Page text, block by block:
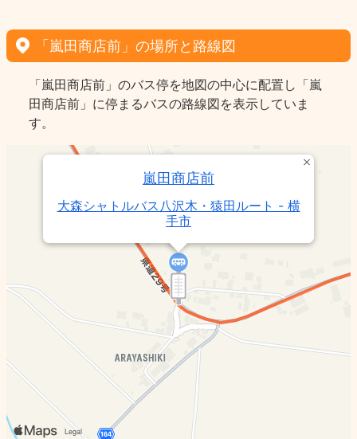
「嵐田商店前」の場所と路線図
「嵐田商店前」のバス停を地図の中心に配置し「嵐
田商店前」に停まるバスの路線図を表示していま
す。
嵐田商店前
大森シャトルバス八沢木・猿田ルート - 横
手市